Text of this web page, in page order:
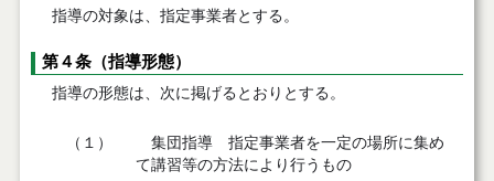
指導の対象は、指定事業者とする。
第４条（指導形態）
指導の形態は、次に掲げるとおりとする。
（１）
集団指導 指定事業者を一定の場所に集め
て講習等の方法により行うもの